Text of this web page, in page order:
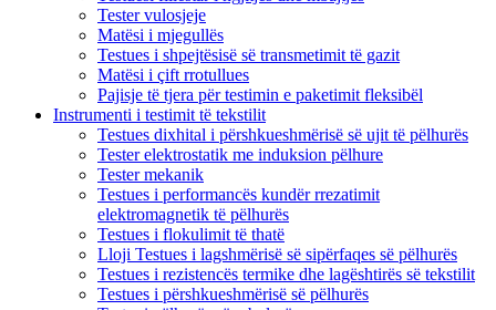
Tester vulosjeje
Matësi i mjegullës
Testues i shpejtësisë së transmetimit të gazit
Matësi i çift rrotullues
Pajisje të tjera për testimin e paketimit fleksibël
Instrumenti i testimit të tekstilit
Testues dixhital i përshkueshmërisë së ujit të pëlhurës
Tester elektrostatik me induksion pëlhure
Tester mekanik
Testues i performancës kundër rrezatimit
elektromagnetik të pëlhurës
Testues i flokulimit të thatë
Lloji Testues i lagshmërisë së sipërfaqes së pëlhurës
Testues i rezistencës termike dhe lagështirës së tekstilit
Testues i përshkueshmërisë së pëlhurës